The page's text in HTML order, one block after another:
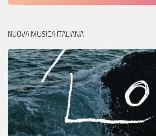
NUOVA MUSICA ITALIANA